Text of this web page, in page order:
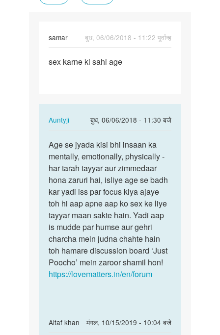
samar
बुध, 06/06/2018 - 11:22 पूर्वान्ह
sex
sex karne ki sahi age
Auntyji
बुध, 06/06/2018 - 11:30 बजे
In
to
sex
karne
ki
sahi
age
by
samar
Age
se
jyada
kisi
bhi
insaan…
Age se jyada kisi bhi insaan ka
mentally, emotionally, physically -
har tarah tayyar aur zimmedaar
hona zaruri hai, isliye age se badh
kar yadi iss par focus kiya ajaye
toh hi aap apne aap ko sex ke liye
tayyar maan sakte hain. Yadi aap
is mudde par humse aur gehri
charcha mein judna chahte hain
toh hamare discussion board ‘Just
Poocho’ mein zaroor shamil hon!
https://lovematters.in/en/forum
Altaf khan
मंगल, 10/15/2019 - 10:04 बजे